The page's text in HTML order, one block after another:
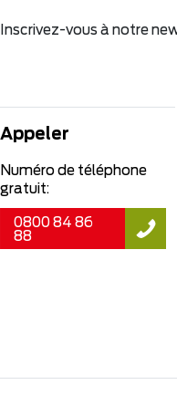
Inscrivez-vous à notre
Appeler
Numéro de téléphone
gratuit:
0800 84 86
88